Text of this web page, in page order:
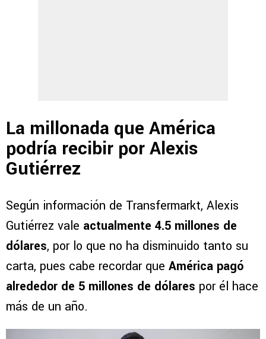
La millonada que América
podría recibir por Alexis
Gutiérrez
Según información de Transfermarkt, Alexis
Gutiérrez vale actualmente 4.5 millones de
dólares, por lo que no ha disminuido tanto su
carta, pues cabe recordar que América pagó
alrededor de 5 millones de dólares por él hace
más de un año.